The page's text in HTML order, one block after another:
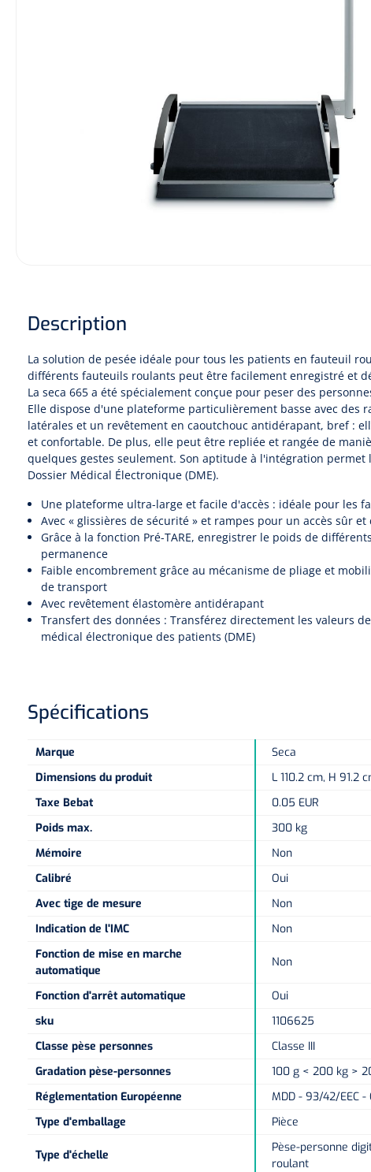
Soins des plaies
Description
La solution de pesée idéale pour tous les patients en fauteuil
différents fauteuils roulants peut être facilement enregistré et
La seca 665 a été spécialement conçue pour peser des
Elle dispose d'une plateforme particulièrement basse avec des
latérales et un revêtement en caoutchouc antidérapant, bref :
et confortable. De plus, elle peut être repliée et rangée de
quelques gestes seulement. Son aptitude à l'intégration
Dossier Médical Électronique (DME).
Une plateforme ultra-large et facile d'accès : idéale pour les
Avec « glissières de sécurité » et rampes pour un accès sûr
Grâce à la fonction Pré-TARE, enregistrer le poids de
permanence
Faible encombrement grâce au mécanisme de pliage et
de transport
Avec revêtement élastomère antidérapant
Transfert des données : Transférez directement les valeurs
médical électronique des patients (DME)
Spécifications
Marque
Seca
Dimensions du produit
L 110.2 cm, H 91.2
Taxe Bebat
0.05 EUR
Poids max.
300 kg
Mémoire
Non
Calibré
Oui
Avec tige de mesure
Non
Indication de l'IMC
Non
Fonction de mise en marche
automatique
Non
Fonction d'arrêt automatique
Oui
sku
1106625
Classe pèse personnes
Classe III
Gradation pèse-personnes
100 g < 200 kg >
Réglementation Européenne
MDD - 93/42/EEC -
Type d'emballage
Pièce
Type d'échelle
Pèse-personne
roulant